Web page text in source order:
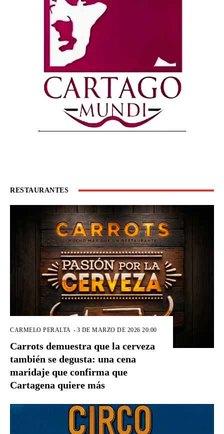
RESTAURANTES
CARMELO PERALTA - 3 DE MARZO DE 2026 20:00
Carrots demuestra que la cerveza
también se degusta: una cena
maridaje que confirma que
Cartagena quiere más